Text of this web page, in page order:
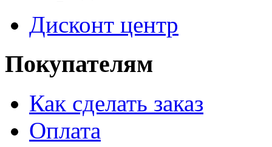
Дисконт центр
Покупателям
Как сделать заказ
Оплата